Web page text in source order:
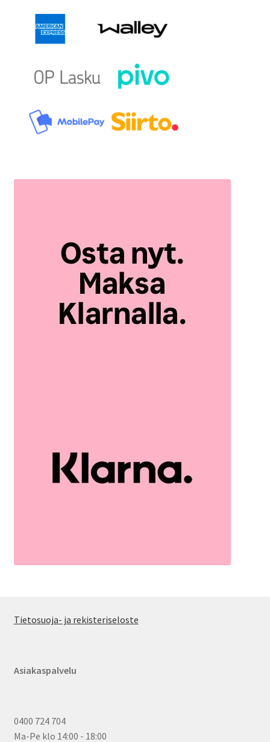
Tietosuoja- ja rekisteriseloste
Asiakaspalvelu
0400 724 704
Ma-Pe klo 14:00 - 18:00